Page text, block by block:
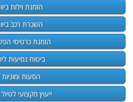
הזמנת וילות
השכרת רכב
הזמנת כרטיסי
ביטוח נסיעות
הסעות ומוניות
ייעוץ מקצועי לטיול